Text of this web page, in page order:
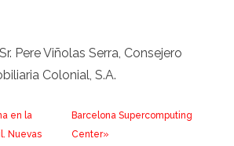
Pere Viñolas Serra, Consejero
Colonial, S.A.
en la
Nuevas
Barcelona Supercomputing
Center»